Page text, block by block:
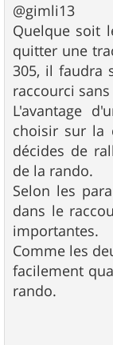
s
s
a
g
e
@gimli13
Quelque soit
quitter une
305, il faudra
raccourci
L'avantage
choisir sur la
décides de
de la rando.
Selon les
dans le
importantes.
Comme les
facilement
rando.